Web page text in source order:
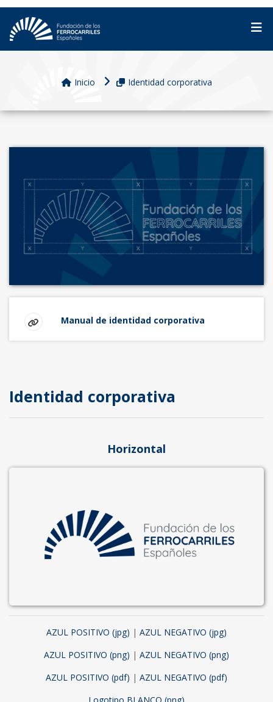
Inicio Identidad corporativa
Manual de identidad corporativa
Identidad corporativa
Horizontal
AZUL POSITIVO (jpg) | AZUL NEGATIVO (jpg)
AZUL POSITIVO (png) | AZUL NEGATIVO (png)
AZUL POSITIVO (pdf) | AZUL NEGATIVO (pdf)